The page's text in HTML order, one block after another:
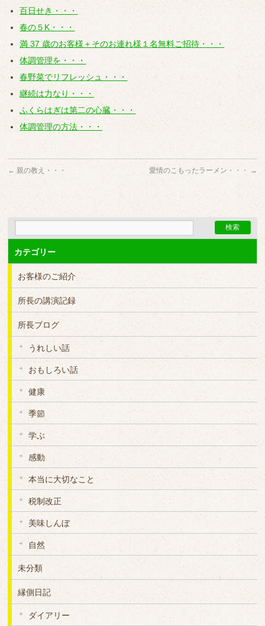
百日せき・・・
春の５K・・・
満 37 歳のお客様＋そのお連れ様１名無料ご招待・・・
体調管理を・・・
春野菜でリフレッシュ・・・
継続は力なり・・・
ふくらはぎは第二の心臓・・・
体調管理の方法・・・
← 親の教え・・・ 愛情のこもったラーメン・・・ →
カテゴリー
お客様のご紹介
所長の講演記録
所長ブログ
うれしい話
おもしろい話
健康
季節
学ぶ
感動
本当に大切なこと
税制改正
美味しんぼ
自然
未分類
縁側日記
ダイアリー